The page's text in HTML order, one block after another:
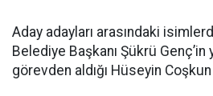
Aday adayları arasındaki
Belediye Başkanı Şükrü Genç’in
görevden aldığı Hüseyin